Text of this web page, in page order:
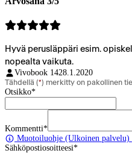
Hyvä perusläppäri esim.
nopealta vaikuta.
Vivobook 1428.1.2020
Tähdellä (*) merkitty on pakollinen
Otsikko*
Kommentti*
Muotoiluohje (Ulkoinen palvelu)
Sähköpostiosoitteesi*